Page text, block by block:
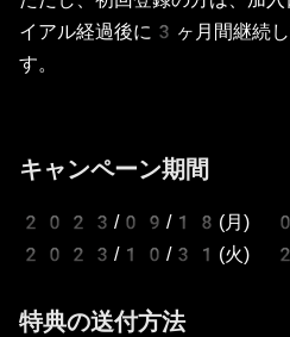
イアル経過後に3ヶ月間継続
す。
キャンペーン期間
2023/09/18(月)
2023/10/31(火)
特典の送付方法